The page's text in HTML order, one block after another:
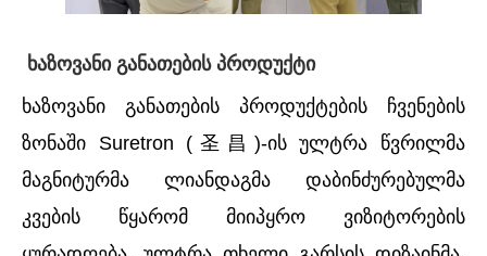
ხაზოვანი განათების პროდუქტი
ხაზოვანი განათების პროდუქტების ჩვენების
ზონაში Suretron (圣昌)-ის ულტრა წვრილმა
მაგნიტურმა ლიანდაგმა დაბინძურებულმა
კვების წყარომ მიიპყრო ვიზიტორების